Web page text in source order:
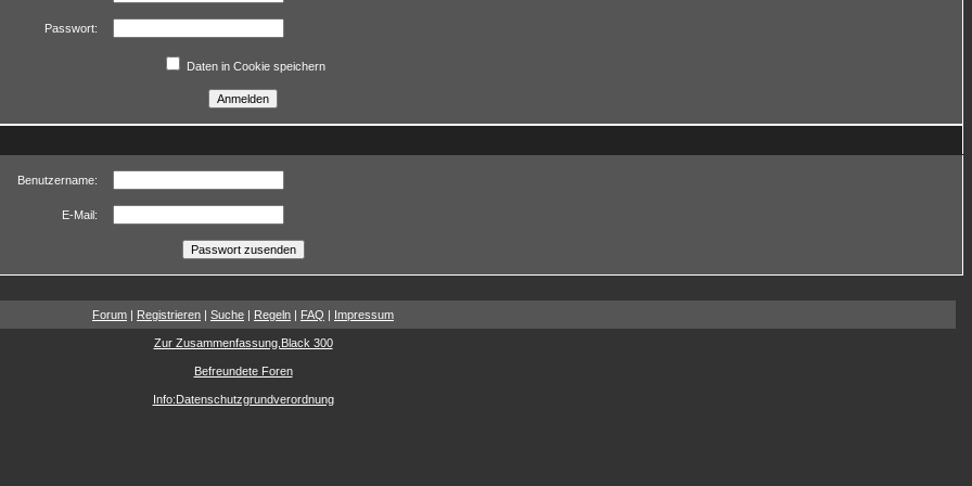
Passwort:
Daten in Cookie speichern
Benutzername:
E-Mail:
Forum | Registrieren | Suche | Regeln | FAQ | Impressum
Zur Zusammenfassung,Black 300
Befreundete Foren
Info:Datenschutzgrundverordnung